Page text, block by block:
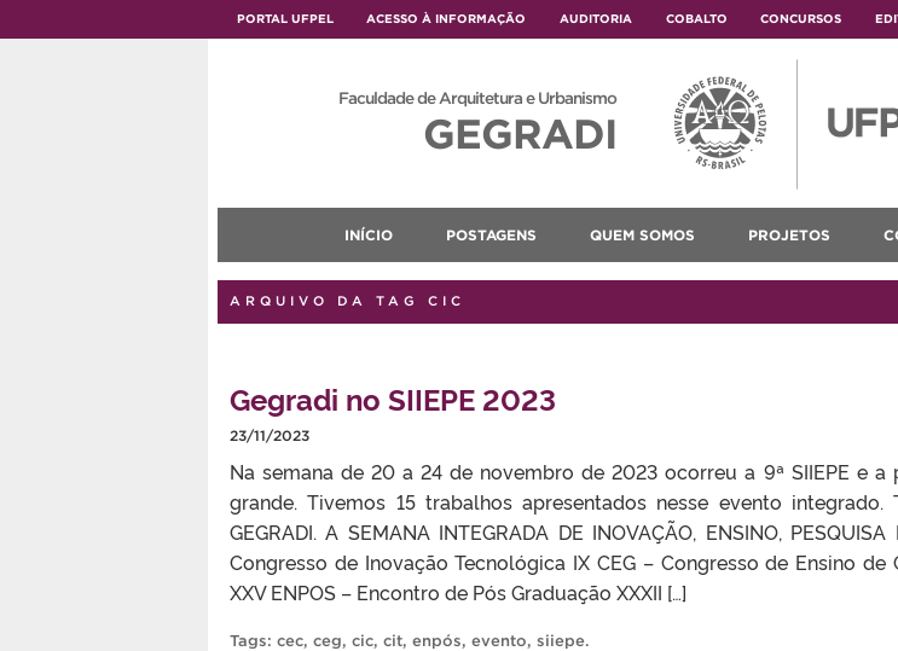
PORTAL UFPEL ACESSO À INFORMAÇÃO AUDITORIA COBALTO CONCURSOS
Faculdade de Arquitetura e Urbanismo
GEGRADI
INÍCIO POSTAGENS QUEM SOMOS PROJETOS
ARQUIVO DA TAG CIC
Gegradi no SIIEPE 2023
23/11/2023
Na semana de 20 a 24 de novembro de 2023 ocorreu a 9ª SIIEPE e
grande. Tivemos 15 trabalhos apresentados nesse evento
GEGRADI. A SEMANA INTEGRADA DE INOVAÇÃO, ENSINO,
Congresso de Inovação Tecnológica IX CEG – Congresso de Ensino
XXV ENPOS – Encontro de Pós Graduação XXXII […]
Tags: cec, ceg, cic, cit, enpós, evento, siiepe.